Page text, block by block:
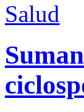
Salud